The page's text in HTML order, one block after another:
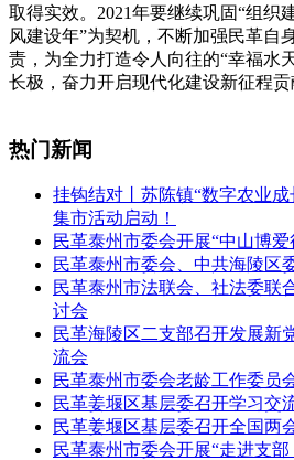
取得实效。2021年要继续巩固“组织
风建设年”为契机，不断加强民革自
责，为全力打造令人向往的“幸福水
长极，奋力开启现代化建设新征程贡
热门新闻
挂钩结对丨苏陈镇“数字农业
集市活动启动！
民革泰州市委会开展“中山博
民革泰州市委会、中共海陵区
民革泰州市法联会、社法委联
讨会
民革海陵区二支部召开发展新
流会
民革泰州市委会老龄工作委员
民革姜堰区基层委召开学习交
民革姜堰区基层委召开全国两
民革泰州市委会开展“走进支